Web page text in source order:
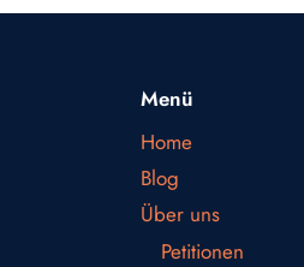
Menü
Home
Blog
Über uns
Petitionen